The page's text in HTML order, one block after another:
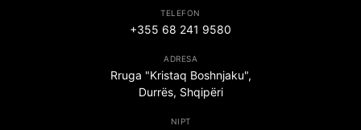
TELEFON
+355 68 241 9580
ADRESA
Rruga "Kristaq Boshnjaku",
Durrës, Shqipëri
NIPT